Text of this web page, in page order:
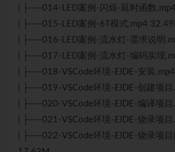
| ├──014-LED案例-闪烁-延时函数
| ├──015-LED案例-6T模式.mp4
| ├──016-LED案例-流水灯-需求说明
| ├──017-LED案例-流水灯-编码实现
| ├──018-VSCode环境-EIDE-安装
| ├──019-VSCode环境-EIDE-创建项
| ├──020-VSCode环境-EIDE-编译项
| ├──021-VSCode环境-EIDE-烧录项
| ├──022-VSCode环境-EIDE-烧录项